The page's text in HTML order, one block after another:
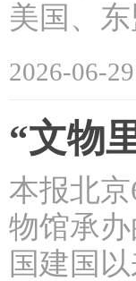
美国、
2026-06-29
“文物
本报北
物馆承
国建国